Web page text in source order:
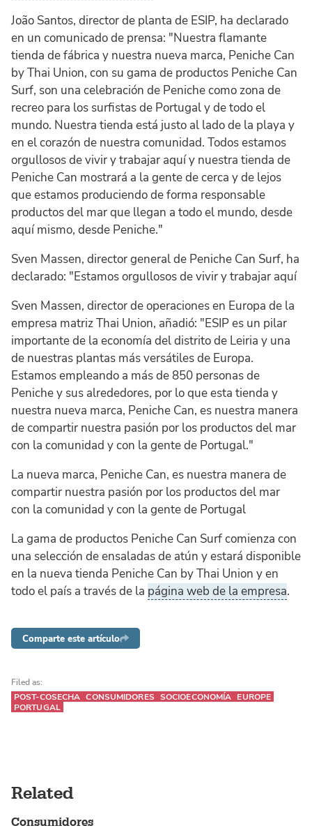
João Santos, director de planta de ESIP, ha declarado
en un comunicado de prensa: "Nuestra flamante
tienda de fábrica y nuestra nueva marca, Peniche Can
by Thai Union, con su gama de productos Peniche Can
Surf, son una celebración de Peniche como zona de
recreo para los surfistas de Portugal y de todo el
mundo. Nuestra tienda está justo al lado de la playa y
en el corazón de nuestra comunidad. Todos estamos
orgullosos de vivir y trabajar aquí y nuestra tienda de
Peniche Can mostrará a la gente de cerca y de lejos
que estamos produciendo de forma responsable
productos del mar que llegan a todo el mundo, desde
aquí mismo, desde Peniche."
Sven Massen, director general de Peniche Can Surf, ha
declarado: "Estamos orgullosos de vivir y trabajar aquí
Sven Massen, director de operaciones en Europa de la
empresa matriz Thai Union, añadió: "ESIP es un pilar
importante de la economía del distrito de Leiria y una
de nuestras plantas más versátiles de Europa.
Estamos empleando a más de 850 personas de
Peniche y sus alrededores, por lo que esta tienda y
nuestra nueva marca, Peniche Can, es nuestra manera
de compartir nuestra pasión por los productos del mar
con la comunidad y con la gente de Portugal."
La nueva marca, Peniche Can, es nuestra manera de
compartir nuestra pasión por los productos del mar
con la comunidad y con la gente de Portugal
La gama de productos Peniche Can Surf comienza con
una selección de ensaladas de atún y estará disponible
en la nueva tienda Peniche Can by Thai Union y en
todo el país a través de la página web de la empresa.
Comparte este artículo
Filed as:
POST-COSECHA CONSUMIDORES SOCIOECONOMÍA EUROPE
PORTUGAL
Related
Consumidores